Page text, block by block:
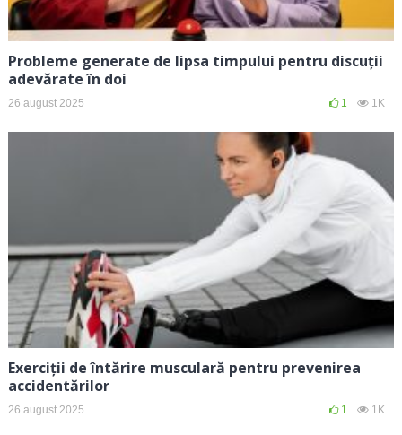
Probleme generate de lipsa timpului pentru discuții
adevărate în doi
26 august 2025 1 1K
Exerciții de întărire musculară pentru prevenirea
accidentărilor
26 august 2025 1 1K